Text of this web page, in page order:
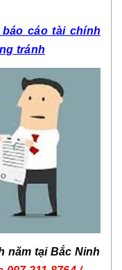
cáo tài chính
tránh
năm tại Bắc Ninh